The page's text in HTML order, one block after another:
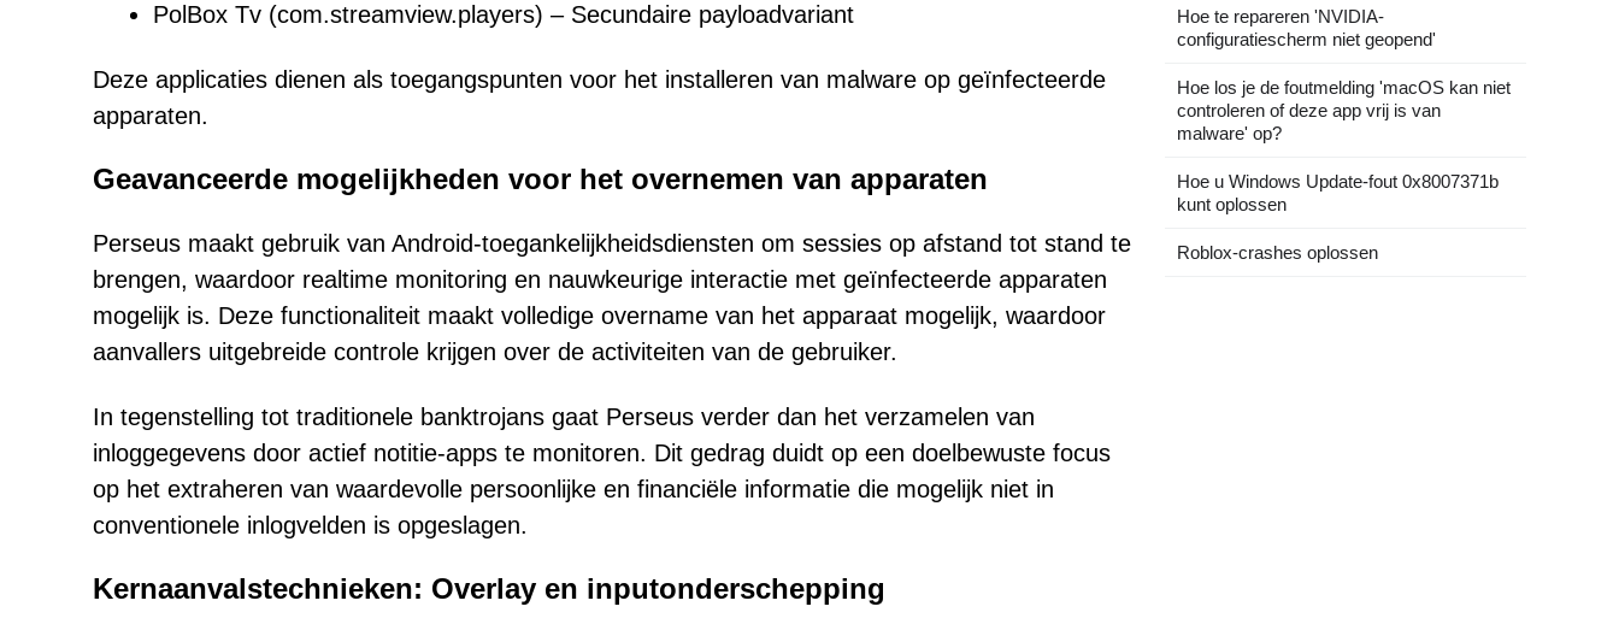
PolBox Tv (com.streamview.players) – Secundaire payloadvariant
Deze applicaties dienen als toegangspunten voor het installeren van malware op geïnfecteerde
apparaten.
Geavanceerde mogelijkheden voor het overnemen van apparaten
Perseus maakt gebruik van Android-toegankelijkheidsdiensten om sessies op afstand tot stand te
brengen, waardoor realtime monitoring en nauwkeurige interactie met geïnfecteerde apparaten
mogelijk is. Deze functionaliteit maakt volledige overname van het apparaat mogelijk, waardoor
aanvallers uitgebreide controle krijgen over de activiteiten van de gebruiker.
In tegenstelling tot traditionele banktrojans gaat Perseus verder dan het verzamelen van
inloggegevens door actief notitie-apps te monitoren. Dit gedrag duidt op een doelbewuste focus
op het extraheren van waardevolle persoonlijke en financiële informatie die mogelijk niet in
conventionele inlogvelden is opgeslagen.
Kernaanvalstechnieken: Overlay en inputonderschepping
Hoe te repareren 'NVIDIA-
configuratiescherm niet geopend'
Hoe los je de foutmelding 'macOS kan niet
controleren of deze app vrij is van
malware' op?
Hoe u Windows Update-fout 0x8007371b
kunt oplossen
Roblox-crashes oplossen